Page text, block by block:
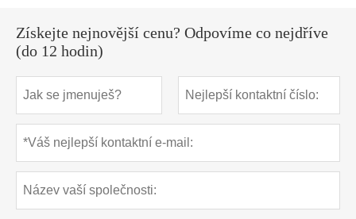
Získejte nejnovější cenu? Odpovíme co nejdříve
(do 12 hodin)